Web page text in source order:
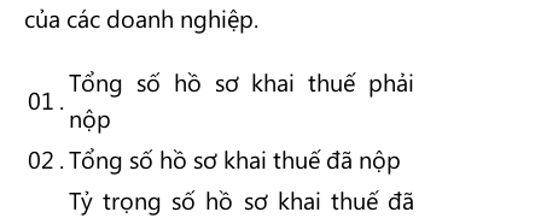
của các doanh nghiệp.
01 .
Tổng số hồ sơ khai thuế phải
nộp
02 .Tổng số hồ sơ khai thuế đã nộp
Tỷ trọng số hồ sơ khai thuế đã